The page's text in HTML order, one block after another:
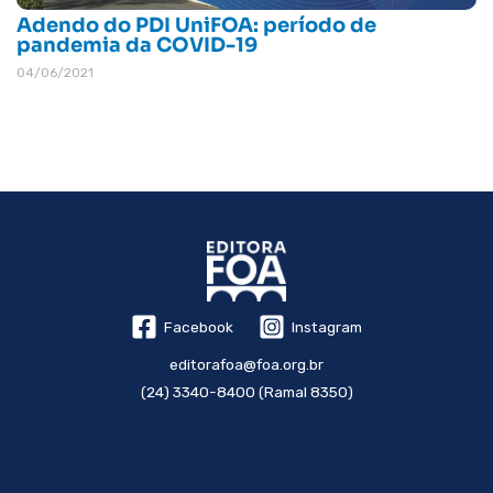
Adendo do PDI UniFOA: período de
pandemia da COVID-19
04/06/2021
Facebook Instagram
editorafoa@foa.org.br
(24) 3340-8400 (Ramal 8350)